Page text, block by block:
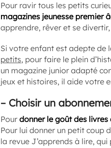
Pour ravir tous les petits
magazines jeunesse premier
apprendre, rêver et se
Si votre enfant est adepte de
petits, pour faire le plein
un magazine junior adapté
jeux et histoires, il aide votre
– Choisir un
Pour donner le goût des livres
Pour lui donner un petit coup
la revue J’apprends à lire,